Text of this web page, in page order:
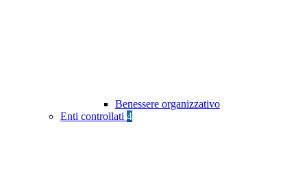
Benessere organizzativo
Enti controllati 4